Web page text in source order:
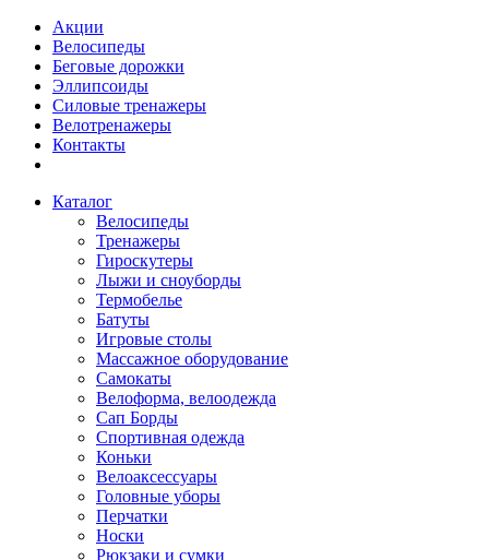
Акции
Велосипеды
Беговые дорожки
Эллипсоиды
Силовые тренажеры
Велотренажеры
Контакты
Каталог
Велосипеды
Тренажеры
Гироскутеры
Лыжи и сноуборды
Термобелье
Батуты
Игровые столы
Массажное оборудование
Самокаты
Велоформа, велоодежда
Сап Борды
Спортивная одежда
Коньки
Велоаксессуары
Головные уборы
Перчатки
Носки
Рюкзаки и сумки